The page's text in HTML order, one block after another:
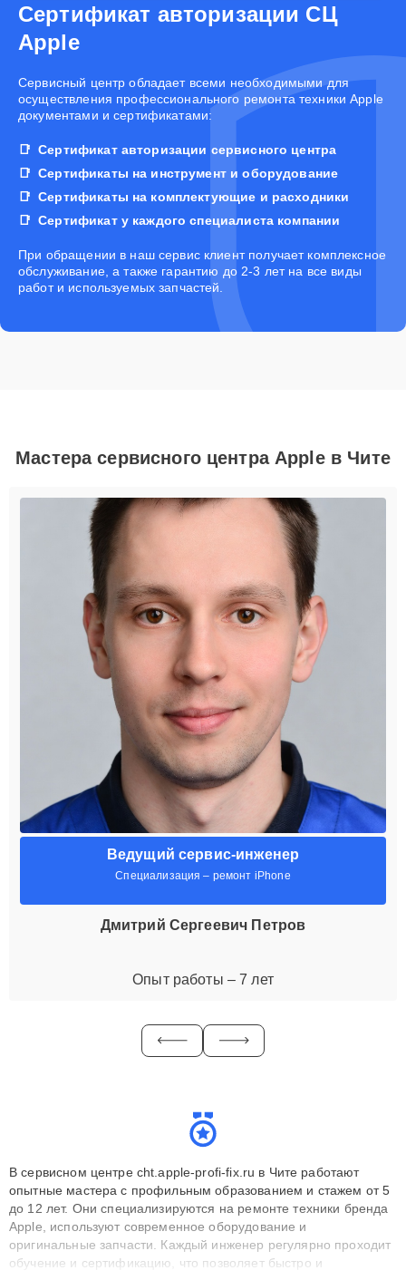
Сертификат авторизации СЦ
Apple
Cервисный центр обладает всеми необходимыми для
осуществления профессионального ремонта техники Apple
документами и сертификатами:
Сертификат авторизации сервисного центра
Сертификаты на инструмент и оборудование
Сертификаты на комплектующие и расходники
Сертификат у каждого специалиста компании
При обращении в наш сервис клиент получает комплексное
обслуживание, а также гарантию до 2-3 лет на все виды
работ и используемых запчастей.
Мастера сервисного центра Apple в Чите
Ведущий сервис-инженер
Специализация – ремонт iPhone
Дмитрий Сергеевич Петров
Опыт работы – 7 лет
В сервисном центре cht.apple-profi-fix.ru в Чите работают
опытные мастера с профильным образованием и стажем от 5
до 12 лет. Они специализируются на ремонте техники бренда
Apple, используют современное оборудование и
оригинальные запчасти. Каждый инженер регулярно проходит
обучение и сертификацию, что позволяет быстро и